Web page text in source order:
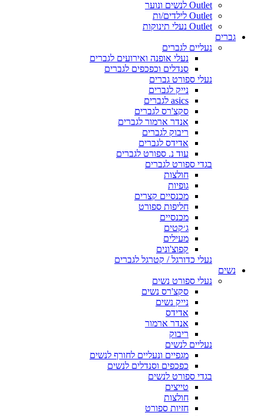
Outlet לנשים ונוער
Outlet לילדים/ות
Outlet נעלי תינוקות
גברים
נעליים לגברים
נעלי אופנה ואירועים לגברים
סנדלים וכפכפים לגברים
נעלי ספורט גברים
נייק לגברים
asics לגברים
סקצ'רס לגברים
אנדר ארמור לגברים
ריבוק לגברים
אדידס לגברים
עוד נ. ספורט לגברים
בגדי ספורט לגברים
חולצות
גופיות
מכנסיים קצרים
חליפות ספורט
מכנסיים
ג׳קטים
מעילים
קפוצ'ונים
נעלי כדורגל / קטרגל לגברים
נשים
נעלי ספורט נשים
סקצ'רס נשים
נייק נשים
אדידס
אנדר ארמור
ריבוק
נעליים לנשים
מגפיים ונעליים לחורף לנשים
כפכפים וסנדלים לנשים
בגדי ספורט לנשים
טייצים
חולצות
חזיות ספורט